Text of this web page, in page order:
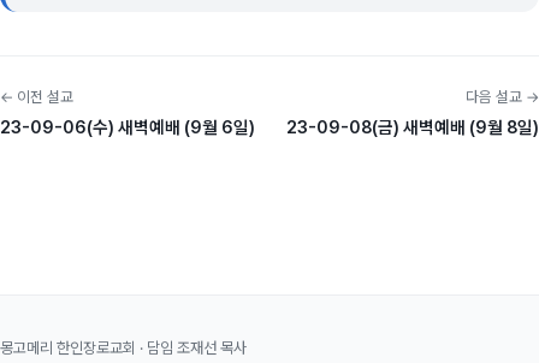
← 이전 설교
23-09-06(수) 새벽예배 (9월 6일)
다음 설교 →
23-09-08(금) 새벽예배 (9월 8일)
몽고메리 한인장로교회 · 담임 조재선 목사